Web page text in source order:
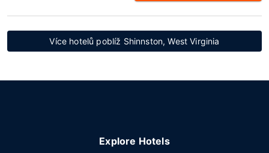
Více hotelů poblíž Shinnston, West Virginia
Explore Hotels